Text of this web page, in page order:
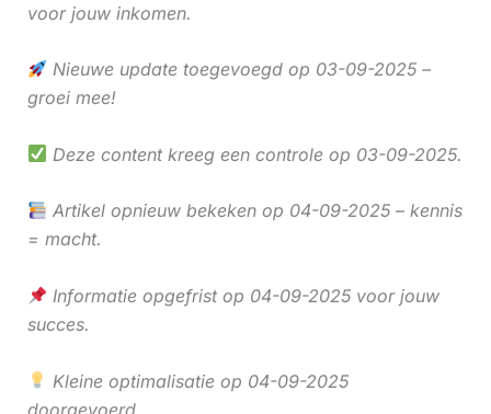
voor jouw inkomen.
Nieuwe update toegevoegd op 03-09-2025 –
groei mee!
Deze content kreeg een controle op 03-09-2025.
Artikel opnieuw bekeken op 04-09-2025 – kennis
= macht.
Informatie opgefrist op 04-09-2025 voor jouw
succes.
Kleine optimalisatie op 04-09-2025
doorgevoerd.